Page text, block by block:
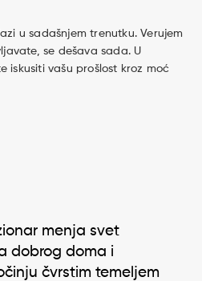
u sadašnjem trenutku. Verujem
se dešava sada. U
iskusiti vašu prošlost kroz moć
menja svet
dobrog doma i
čvrstim temeljem